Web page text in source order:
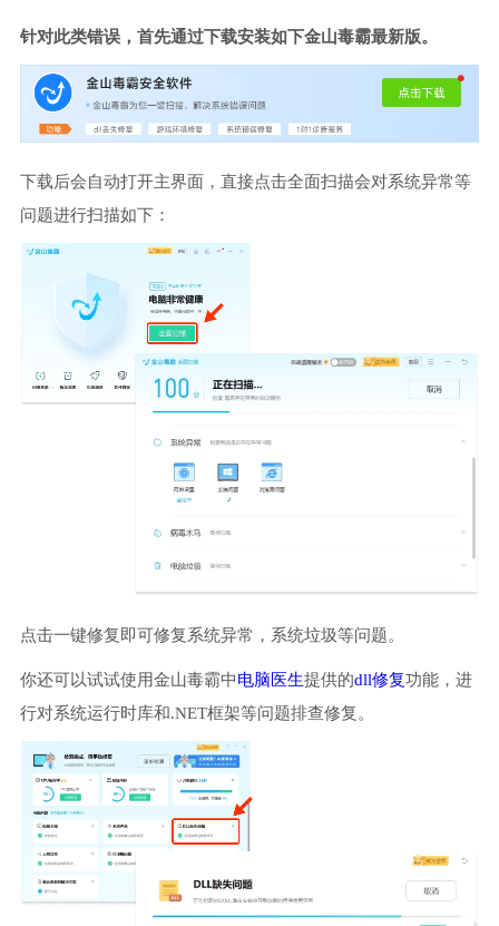
针对此类错误，首先通过下载安装如下金山毒霸最新版。
下载后会自动打开主界面，直接点击全面扫描会对系统异常等
问题进行扫描如下：
点击一键修复即可修复系统异常，系统垃圾等问题。
你还可以试试使用金山毒霸中电脑医生提供的dll修复功能，进
行对系统运行时库和.NET框架等问题排查修复。